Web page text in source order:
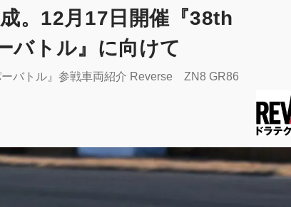
。12月17日開催『38th
バトル』に向けて
バトル』参戦車両紹介 Reverse ZN8 GR86